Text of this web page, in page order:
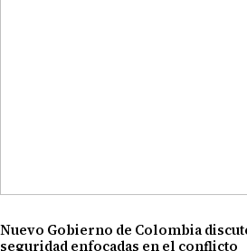
Nuevo Gobierno de Colombia
seguridad enfocadas en el conflicto